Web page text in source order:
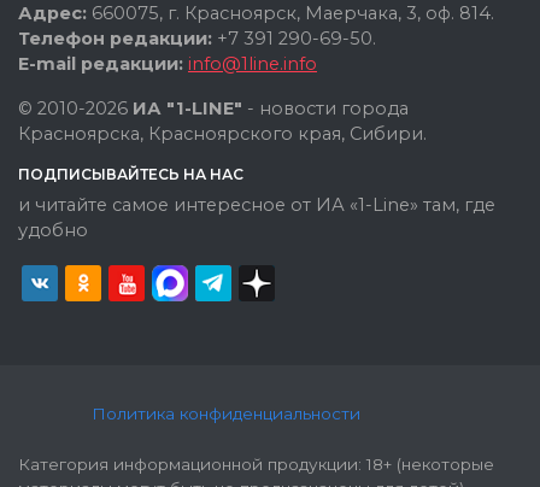
Адрес: 660075, г. Красноярск, Маерчака, 3, оф. 814.
Телефон редакции: +7 391 290-69-50.
E-mail редакции: info@1line.info
© 2010-2026 ИА "1-LINE" - новости города
Красноярска, Красноярского края, Сибири.
ПОДПИСЫВАЙТЕСЬ НА НАС
и читайте самое интересное от ИА «1-Line» там, где
удобно
Политика конфиденциальности
Категория информационной продукции: 18+ (некоторые